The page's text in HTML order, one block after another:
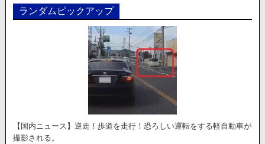
ランダムピックアップ
【国内ニュース】逆走！歩道を走行！恐ろしい運転をする軽自動車が
撮影される。